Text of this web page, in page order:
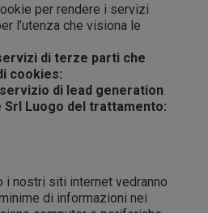
per rendere i servizi
l’utenza che visiona le
di terze parti che
cookies:
di lead generation
Srl Luogo del trattamento:
i nostri siti internet vedranno
di informazioni nei